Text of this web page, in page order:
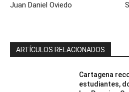
Juan Daniel Oviedo
ARTÍCULOS RELACIONADOS
Cartagena
estudiantes,